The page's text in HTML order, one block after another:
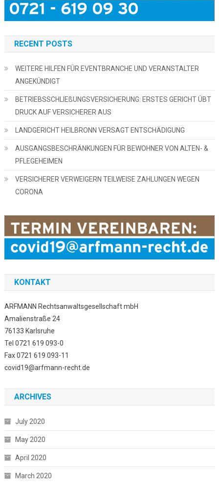
RECENT POSTS
WEITERE HILFEN FÜR EVENTBRANCHE UND VERANSTALTER
ANGEKÜNDIGT
BETRIEBSSCHLIEßUNGSVERSICHERUNG: ERSTES GERICHT ÜBT
DRUCK AUF VERSICHERER AUS
LANDGERICHT HEILBRONN VERSAGT ENTSCHÄDIGUNG
AUSGANGSBESCHRÄNKUNGEN FÜR BEWOHNER VON ALTEN- &
PFLEGEHEIMEN
VERSICHERER VERWEIGERN TEILWEISE ZAHLUNGEN WEGEN
CORONA
KONTAKT
ARFMANN Rechtsanwaltsgesellschaft mbH
Amalienstraße 24
76133 Karlsruhe
Tel 0721 619 093-0
Fax 0721 619 093-11
covid19@arfmann-recht.de
ARCHIVES
July 2020
May 2020
April 2020
March 2020